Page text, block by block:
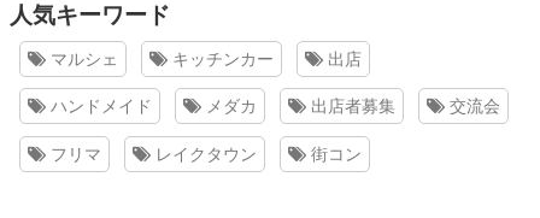
人気キーワード
マルシェ キッチンカー 出店
ハンドメイド メダカ 出店者募集 交流会
フリマ レイクタウン 街コン